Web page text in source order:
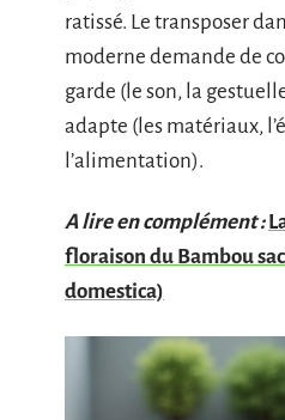
ratissé. Le transposer
moderne demande de
garde (le son, la
adapte (les matériaux,
l’alimentation).
A lire en complément :
floraison du Bambou
domestica)